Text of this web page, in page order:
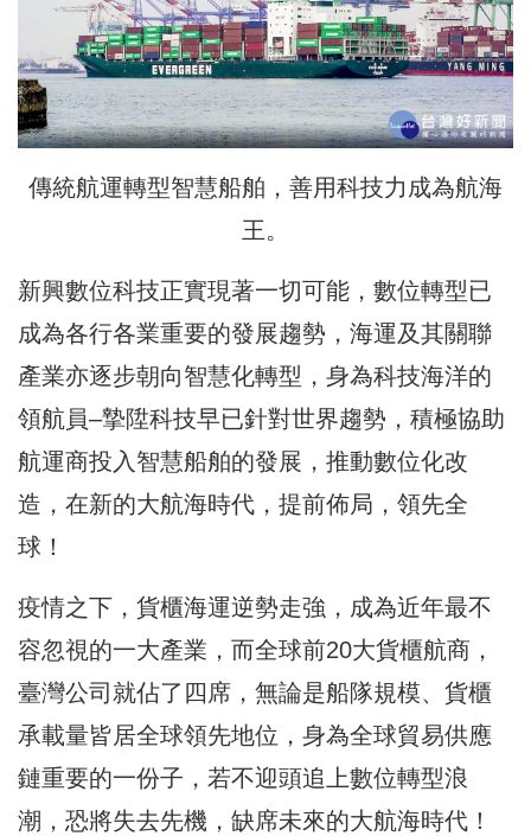
傳統航運轉型智慧船舶，善用科技力成為航海
王。
新興數位科技正實現著一切可能，數位轉型已
成為各行各業重要的發展趨勢，海運及其關聯
產業亦逐步朝向智慧化轉型，身為科技海洋的
領航員–摯陞科技早已針對世界趨勢，積極協助
航運商投入智慧船舶的發展，推動數位化改
造，在新的大航海時代，提前佈局，領先全
球！
疫情之下，貨櫃海運逆勢走強，成為近年最不
容忽視的一大產業，而全球前20大貨櫃航商，
臺灣公司就佔了四席，無論是船隊規模、貨櫃
承載量皆居全球領先地位，身為全球貿易供應
鏈重要的一份子，若不迎頭追上數位轉型浪
潮，恐將失去先機，缺席未來的大航海時代！